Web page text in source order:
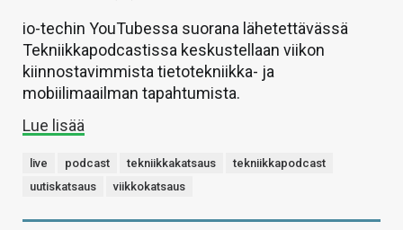
io-techin YouTubessa suorana lähetettävässä
Tekniikkapodcastissa keskustellaan viikon
kiinnostavimmista tietotekniikka- ja
mobiilimaailman tapahtumista.
Lue lisää
live podcast tekniikkakatsaus
tekniikkapodcast
uutiskatsaus
viikkokatsaus